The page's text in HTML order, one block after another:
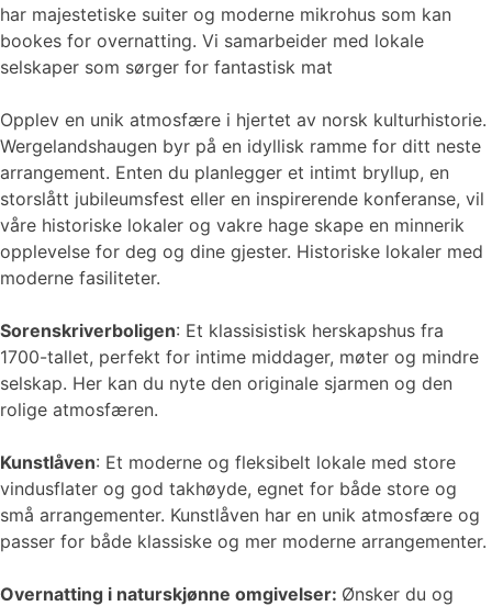
har majestetiske suiter og moderne mikrohus som kan
bookes for overnatting. Vi samarbeider med lokale
selskaper som sørger for fantastisk mat
Opplev en unik atmosfære i hjertet av norsk kulturhistorie.
Wergelandshaugen byr på en idyllisk ramme for ditt neste
arrangement. Enten du planlegger et intimt bryllup, en
storslått jubileumsfest eller en inspirerende konferanse, vil
våre historiske lokaler og vakre hage skape en minnerik
opplevelse for deg og dine gjester. Historiske lokaler med
moderne fasiliteter.
Sorenskriverboligen: Et klassisistisk herskapshus fra
1700-tallet, perfekt for intime middager, møter og mindre
selskap. Her kan du nyte den originale sjarmen og den
rolige atmosfæren.
Kunstlåven: Et moderne og fleksibelt lokale med store
vindusflater og god takhøyde, egnet for både store og
små arrangementer. Kunstlåven har en unik atmosfære og
passer for både klassiske og mer moderne arrangementer.
Overnatting i naturskjønne omgivelser: Ønsker du og